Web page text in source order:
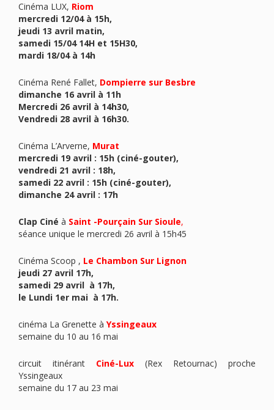
Cinéma LUX, Riom
mercredi 12/04 à 15h,
jeudi 13 avril matin,
samedi 15/04 14H et 15H30,
mardi 18/04 à 14h
Cinéma René Fallet, Dompierre sur Besbre
dimanche 16 avril à 11h
Mercredi 26 avril à 14h30,
Vendredi 28 avril à 16h30.
Cinéma L’Arverne, Murat
mercredi 19 avril : 15h (ciné-gouter),
vendredi 21 avril : 18h,
samedi 22 avril : 15h (ciné-gouter),
dimanche 24 avril : 17h
Clap Ciné à Saint -Pourçain Sur Sioule,
séance unique le mercredi 26 avril à 15h45
Cinéma Scoop , Le Chambon Sur Lignon
jeudi 27 avril 17h,
samedi 29 avril à 17h,
le Lundi 1er mai à 17h.
cinéma La Grenette à Yssingeaux
semaine du 10 au 16 mai
circuit itinérant Ciné-Lux (Rex Retournac) proche
Yssingeaux
semaine du 17 au 23 mai